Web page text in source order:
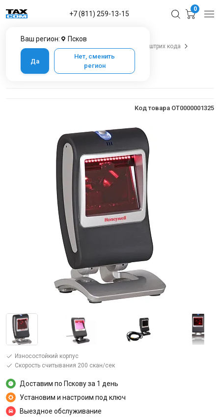
Ваш регион: Псков
Да
Нет, сменить
регион
+7 (811) 259-13-15
0
Сканеры штрих кода
Metrologic 7580
Metrologic 7580
Код товара OT0000001325
Износостойкий корпус
Скорость считывания 200 скан/сек
Доставим по Пскову за 1 день
Установим и настроим под ключ
Выездное обслуживание